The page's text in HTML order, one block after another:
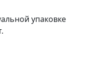
упаковке